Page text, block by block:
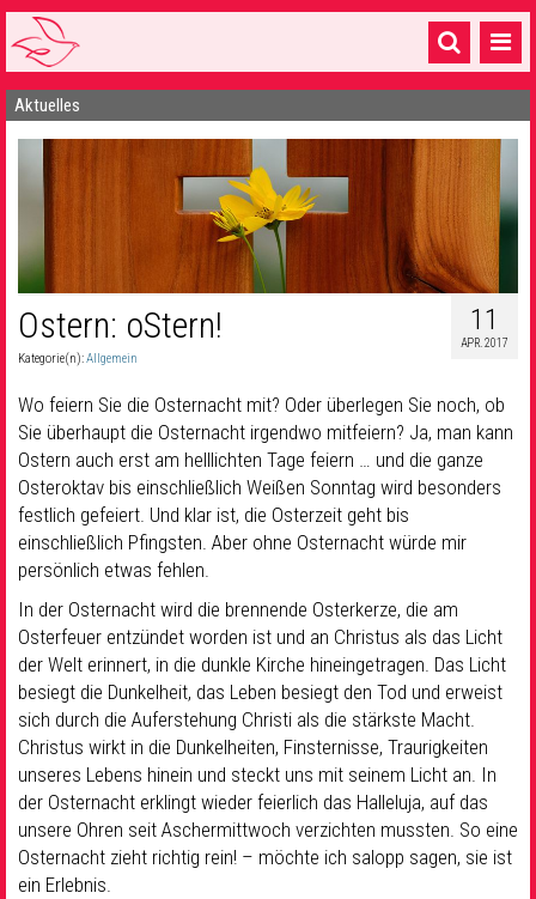
Startseite
16 Gemeinden & mehr
Gottesdienste & Sinnsuche
Gemeinschaft & Soziales
Musik& Kultur
Seelsorge & Kontakt
Aktuelles
11
APR. 2017
Ostern: oStern!
Kategorie(n):Allgemein
Wo feiern Sie die Osternacht mit? Oder überlegen Sie noch, ob
Sie überhaupt die Osternacht irgendwo mitfeiern? Ja, man kann
Ostern auch erst am helllichten Tage feiern … und die ganze
Osteroktav bis einschließlich Weißen Sonntag wird besonders
festlich gefeiert. Und klar ist, die Osterzeit geht bis
einschließlich Pfingsten. Aber ohne Osternacht würde mir
persönlich etwas fehlen.
In der Osternacht wird die brennende Osterkerze, die am
Osterfeuer entzündet worden ist und an Christus als das Licht
der Welt erinnert, in die dunkle Kirche hineingetragen. Das Licht
besiegt die Dunkelheit, das Leben besiegt den Tod und erweist
sich durch die Auferstehung Christi als die stärkste Macht.
Christus wirkt in die Dunkelheiten, Finsternisse, Traurigkeiten
unseres Lebens hinein und steckt uns mit seinem Licht an. In
der Osternacht erklingt wieder feierlich das Halleluja, auf das
unsere Ohren seit Aschermittwoch verzichten mussten. So eine
Osternacht zieht richtig rein! – möchte ich salopp sagen, sie ist
ein Erlebnis.